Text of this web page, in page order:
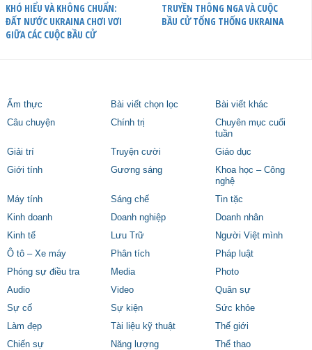
KHÓ HIỂU VÀ KHÔNG CHUẨN:
ĐẤT NƯỚC UKRAINA CHƠI VƠI
GIỮA CÁC CUỘC BẦU CỬ
TRUYỀN THÔNG NGA VÀ CUỘC
BẦU CỬ TỔNG THỐNG UKRAINA
Ẩm thực Bài viết chọn lọc
Bài viết khác
Câu chuyện
Chính trị
Chuyên mục cuối
tuần
Giải trí
Truyện cười
Giáo dục
Giới tính
Gương sáng
Khoa học – Công
nghệ
Máy tính
Sáng chế
Tin tặc
Kinh doanh
Doanh nghiệp
Doanh nhân
Kinh tế
Lưu Trữ
Người Việt mình
Ô tô – Xe máy
Phân tích
Pháp luật
Phóng sự điều tra
Media
Photo
Audio
Video
Quân sự
Sự cố
Sự kiện
Sức khỏe
Làm đẹp
Tài liệu kỹ thuật
Thế giới
Chiến sự
Năng lượng Thể thao